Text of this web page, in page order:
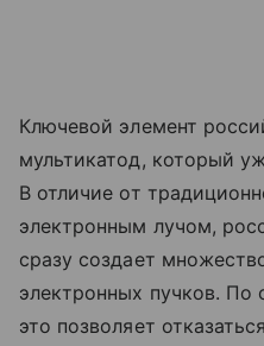
Ключевой элемент
мультикатод, который
В отличие от
электронным лучом,
сразу создает
электронных пучков. По
это позволяет